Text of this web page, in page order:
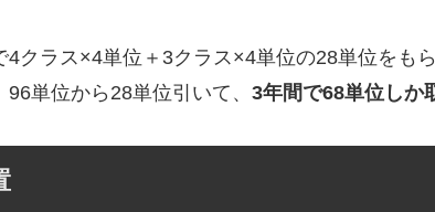
4クラス×4単位＋3クラス×4単位の28単位をも
96単位から28単位引いて、 3年間で68単位しか